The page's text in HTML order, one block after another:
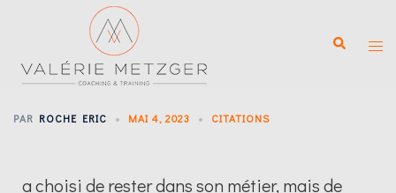
PAR ROCHE ERIC MAI 4, 2023 CITATIONS
a choisi de rester dans son métier, mais de